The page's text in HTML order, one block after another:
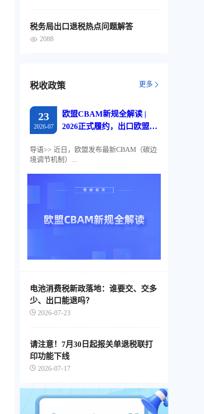
税务局出口退税热点问题解答
2088
税收政策 更多
23
2026-07
欧盟CBAM新规全解读 |
2026正式履约，出口欧盟企
导语>> 近日，欧盟发布最新CBAM（碳边
境调节机制）...
电池消费税新政落地：谁要交、交多
少、出口能退吗？
2026-07-23
请注意！7月30日起报关单退税联打
印功能下线
2026-07-17